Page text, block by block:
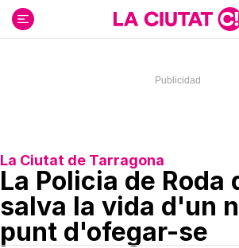
contenido
La Ciutat de Tarragona
La Policia de Roda
salva la vida d'un
punt d'ofegar-se